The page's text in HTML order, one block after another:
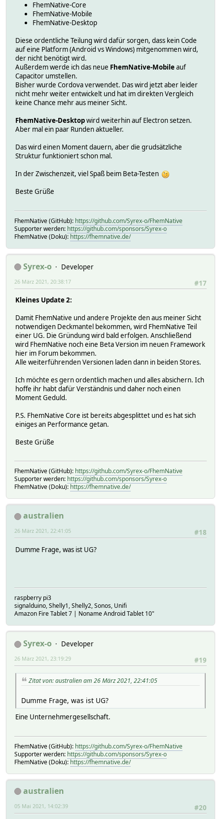
FhemNative-Core
FhemNative-Mobile
FhemNative-Desktop
Diese ordentliche Teilung wird dafür sorgen, dass kein Code
auf eine Platform (Android vs Windows) mitgenommen wird,
der nicht benötigt wird.
Außerdem werde ich das neue FhemNative-Mobileauf
Capacitor umstellen.
Bisher wurde Cordova verwendet. Das wird jetzt aber leider
nicht mehr weiter entwickelt und hat im direkten Vergleich
keine Chance mehr aus meiner Sicht.
FhemNative-Desktopwird weiterhin auf Electron setzen.
Aber mal ein paar Runden aktueller.
Das wird einen Moment dauern, aber die grudsätzliche
Struktur funktioniert schon mal.
In der Zwischenzeit, viel Spaß beim Beta-Testen
Beste Grüße
FhemNative (GitHub): https://github.com/Syrex-o/FhemNative
Supporter werden: https://github.com/sponsors/Syrex-o
FhemNative (Doku): https://fhemnative.de/
Syrex-o
Developer
#17
26 März 2021, 20:38:17
Kleines Update 2:
Damit FhemNative und andere Projekte den aus meiner Sicht
notwendigen Deckmantel bekommen, wird FhemNative Teil
einer UG. Die Gründung wird bald erfolgen. Anschließend
wird FhemNative noch eine Beta Version im neuen Framework
hier im Forum bekommen.
Alle weiterführenden Versionen laden dann in beiden Stores.
Ich möchte es gern ordentlich machen und alles absichern. Ich
hoffe ihr habt dafür Verständnis und daher noch einen
Moment Geduld.
P.S. FhemNative Core ist bereits abgesplittet und es hat sich
einiges an Performance getan.
Beste Grüße
FhemNative (GitHub): https://github.com/Syrex-o/FhemNative
Supporter werden: https://github.com/sponsors/Syrex-o
FhemNative (Doku): https://fhemnative.de/
australien
#18
26 März 2021, 22:41:05
Dumme Frage, was ist UG?
raspberry pi3
signalduino, Shelly1, Shelly2, Sonos, Unifi
Amazon Fire Tablet 7 | Noname Android Tablet 10"
Syrex-o
Developer
#19
26 März 2021, 23:19:29
Zitat von: australien am 26 März 2021, 22:41:05
Dumme Frage, was ist UG?
Eine Unternehmergesellschaft.
FhemNative (GitHub): https://github.com/Syrex-o/FhemNative
Supporter werden: https://github.com/sponsors/Syrex-o
FhemNative (Doku): https://fhemnative.de/
australien
#20
05 Mai 2021, 14:02:39